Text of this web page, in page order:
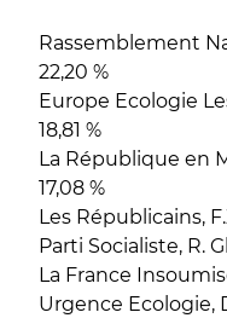
Rassemblement
22,20 %
Europe Ecologie
18,81 %
La République en
17,08 %
Les Républicains,
Parti Socialiste, R.
La France
Urgence Ecologie,